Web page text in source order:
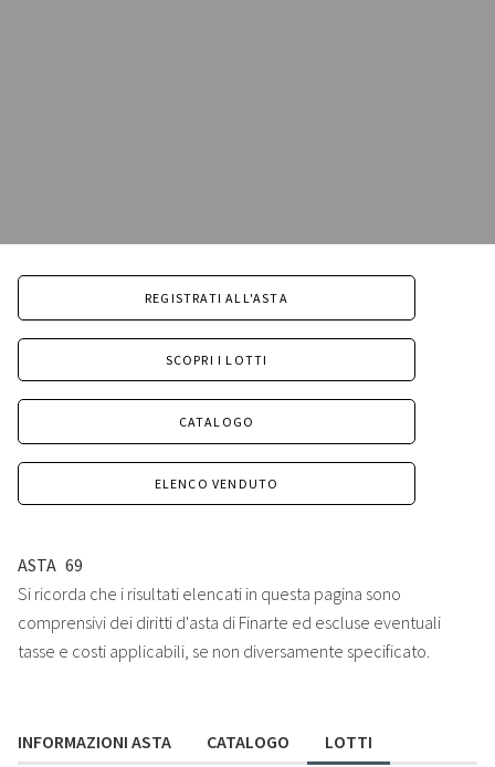
REGISTRATI ALL'ASTA
SCOPRI I LOTTI
CATALOGO
ELENCO VENDUTO
ASTA 69
Si ricorda che i risultati elencati in questa pagina sono
comprensivi dei diritti d'asta di Finarte ed escluse eventuali
tasse e costi applicabili, se non diversamente specificato.
INFORMAZIONI ASTA CATALOGO LOTTI